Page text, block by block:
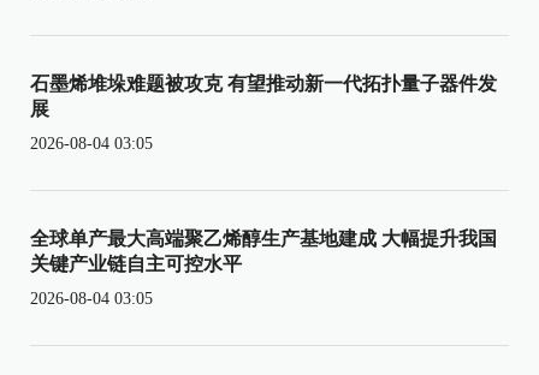
石墨烯堆垛难题被攻克 有望推动新一代拓扑量子器件发
展
2026-08-04 03:05
全球单产最大高端聚乙烯醇生产基地建成 大幅提升我国
关键产业链自主可控水平
2026-08-04 03:05